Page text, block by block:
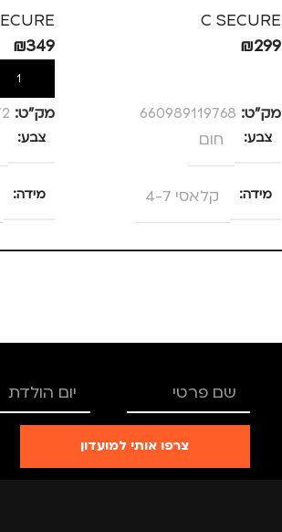
C SECURE
₪299
מק”ט: 660989119768
צבע חום
מידה קלאסי 4-7
מותגים C SECURE
₪349
הוספה
מק”ט:
צבע
מידה
מותגים
צרפו אותי למועדון